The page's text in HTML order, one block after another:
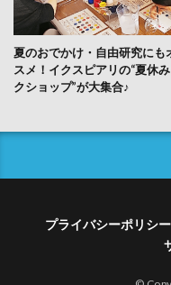
夏のおでかけ・自由研究にも
スメ！イクスピアリの“夏休
クショップ”が大集合♪
プライバシーポリシー